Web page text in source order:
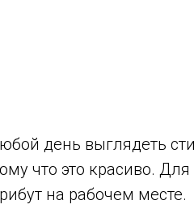
день выглядеть
что это красиво.
на рабочем месте.